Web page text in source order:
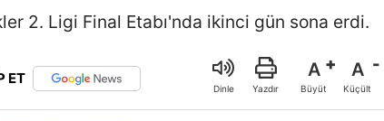
2. Ligi Final Etabı'nda ikinci gün sona erdi.
ET
Dinle Yazdır
A
Büyüt
A
Küçült